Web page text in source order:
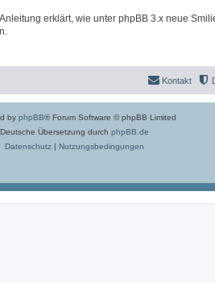
erklärt, wie unter phpBB 3.x neue
Kontakt
by phpBB® Forum Software © phpBB Limited
Deutsche Übersetzung durch phpBB.de
Datenschutz| Nutzungsbedingungen